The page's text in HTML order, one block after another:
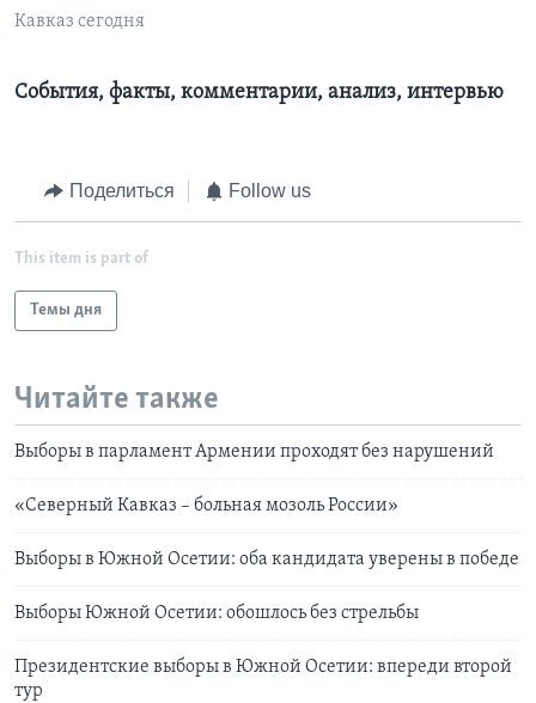
СОЦИАЛЬНЫЕ СЕТИ
Языки
Кавказ сегодня
События, факты, комментарии, анализ, интервью
Поделиться Follow us
This item is part of
Темы дня
Читайте также
Выборы в парламент Армении проходят без нарушений
«Северный Кавказ – больная мозоль России»
Выборы в Южной Осетии: оба кандидата уверены в победе
Выборы Южной Осетии: обошлось без стрельбы
Президентские выборы в Южной Осетии: впереди второй
тур